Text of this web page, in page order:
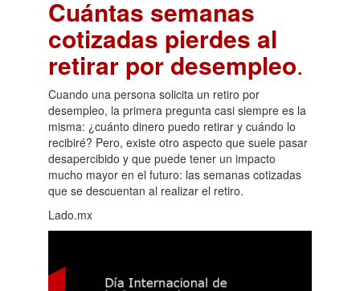
Cuántas semanas
cotizadas pierdes al
retirar por desempleo.
Cuando una persona solicita un retiro por
desempleo, la primera pregunta casi siempre es la
misma: ¿cuánto dinero puedo retirar y cuándo lo
recibiré? Pero, existe otro aspecto que suele pasar
desapercibido y que puede tener un impacto
mucho mayor en el futuro: las semanas cotizadas
que se descuentan al realizar el retiro.
Lado.mx